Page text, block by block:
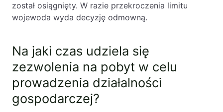
został osiągnięty. W razie przekroczenia limitu
wojewoda wyda decyzję odmowną.
Na jaki czas udziela się
zezwolenia na pobyt w celu
prowadzenia działalności
gospodarczej?